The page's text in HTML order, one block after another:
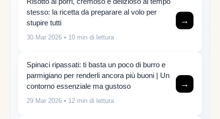
stesso: la ricetta da preparare al volo per
stupire tutti
30 Mar 2026 • 10 min di lettura
→
Spinaci ripassati: ti basta un poco di burro e
parmigiano per renderli ancora più buoni | Un
contorno essenziale ma gustoso
29 Mar 2026 • 12 min di lettura
→